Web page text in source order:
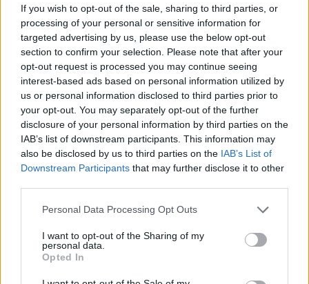
If you wish to opt-out of the sale, sharing to third parties, or
processing of your personal or sensitive information for
targeted advertising by us, please use the below opt-out
section to confirm your selection. Please note that after your
opt-out request is processed you may continue seeing
interest-based ads based on personal information utilized by
us or personal information disclosed to third parties prior to
your opt-out. You may separately opt-out of the further
disclosure of your personal information by third parties on the
IAB’s list of downstream participants. This information may
also be disclosed by us to third parties on the IAB’s List of
Downstream Participants that may further disclose it to other
Please note that this website/app uses one or more Google
not limited to your visit or usage behaviour. You may click to
grant or deny consent to Google and its third-party tags to
use your data for below specified purposes in below Google
consent section.
Personal Data Processing Opt Outs
I want to opt-out of the Sharing of my
personal data.
Opted In
Nagy igazolás - Sokszoros bajnok érkezik a
Fehérvárhoz
Aktuális
Miért kulcsfontosságú a korszerű légtechnika az
egészségügyi intézményekben?